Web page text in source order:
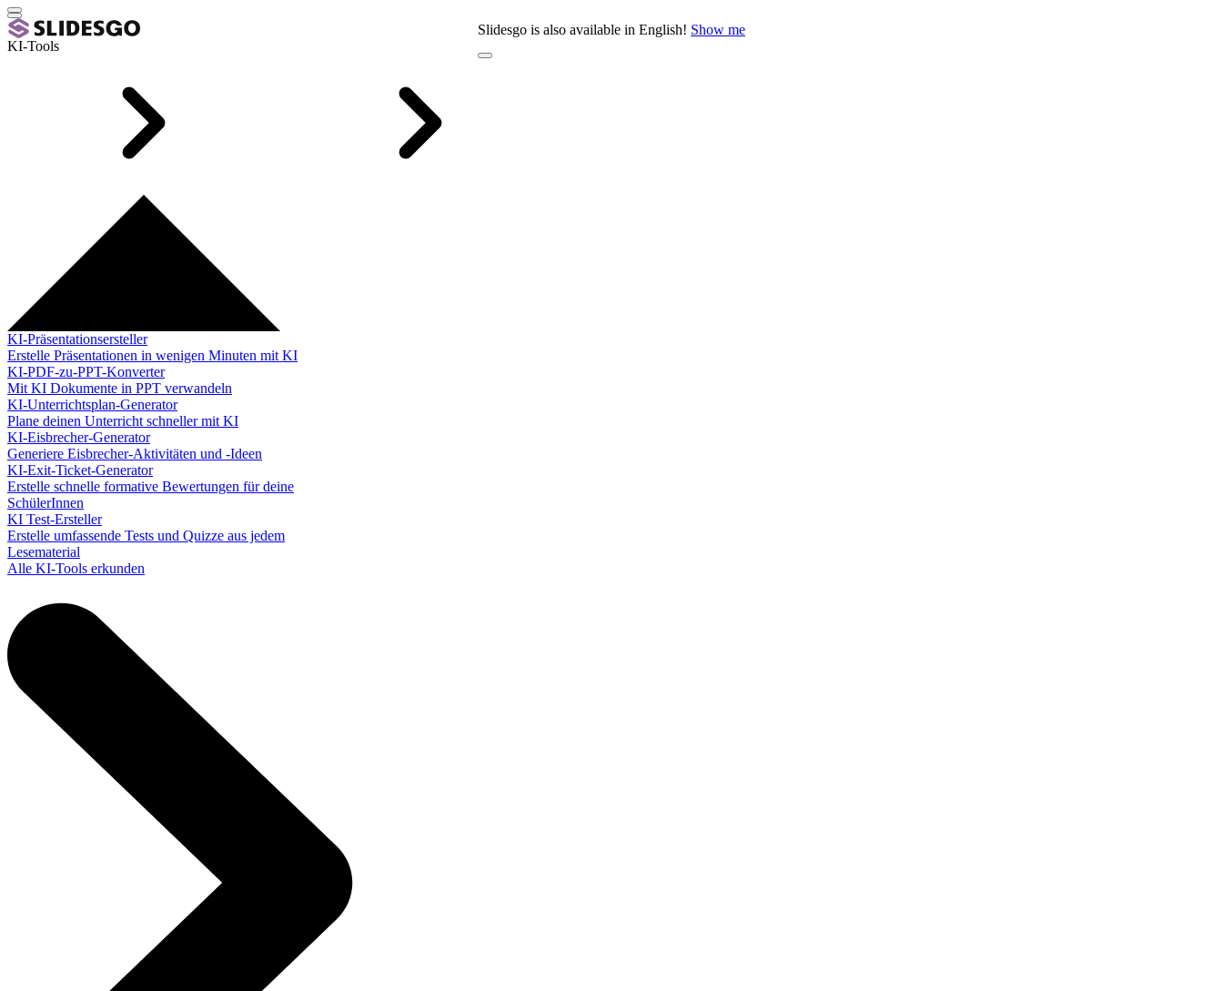
Slidesgo is also available in English! Show me
KI-Tools
KI-Präsentationsersteller
Erstelle Präsentationen in wenigen Minuten mit KI
KI-PDF-zu-PPT-Konverter
Mit KI Dokumente in PPT verwandeln
KI-Unterrichtsplan-Generator
Plane deinen Unterricht schneller mit KI
KI-Eisbrecher-Generator
Generiere Eisbrecher-Aktivitäten und -Ideen
KI-Exit-Ticket-Generator
Erstelle schnelle formative Bewertungen für deine
SchülerInnen
KI Test-Ersteller
Erstelle umfassende Tests und Quizze aus jedem
Lesematerial
Alle KI-Tools erkunden